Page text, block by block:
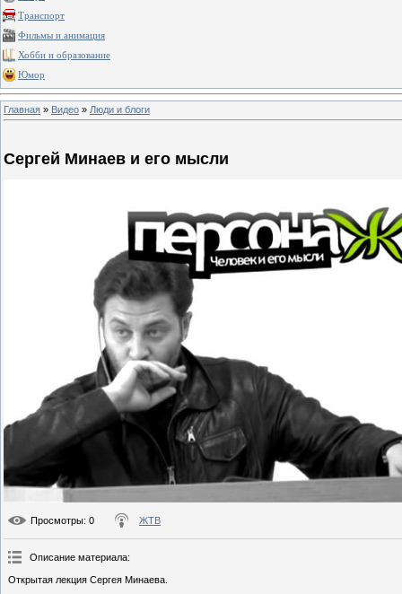
Транспорт
Фильмы и анимация
Хобби и образование
Юмор
Главная » Видео » Люди и блоги
Сергей Минаев и его мысли
Просмотры: 0 ЖТВ
Описание материала:
Открытая лекция Сергея Минаева.